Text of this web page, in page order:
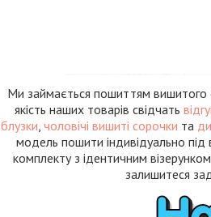
Ми займається пошиттям вишитого
якість наших товарів свідчать
блузки, чоловічі вишиті сорочки та
модель пошити індивідуально
комплекту з ідентичним
залишитеся